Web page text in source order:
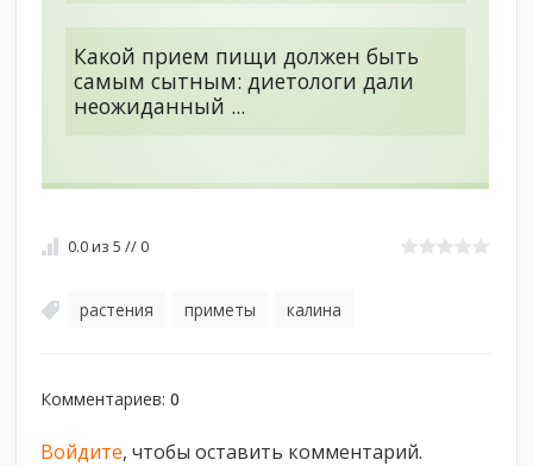
Какой прием пищи должен быть
самым сытным: диетологи дали
неожиданный ...
0.0из5 // 0
растения приметы калина
Комментариев:0
Войдите, чтобы оставить комментарий.